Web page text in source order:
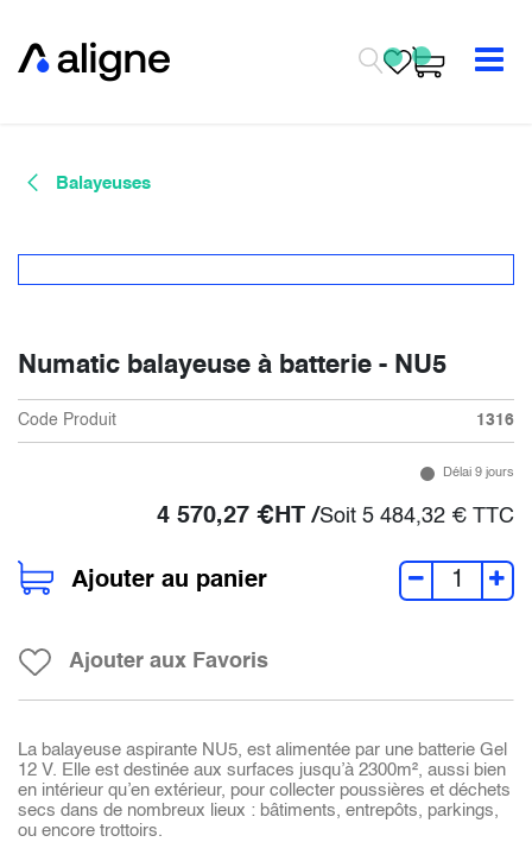
Balayeuses
Numatic balayeuse à batterie - NU5
Code Produit 1316
Délai 9 jours
4 570,27 €HT /Soit 5 484,32 € TTC
Ajouter au panier
Ajouter aux Favoris
La balayeuse aspirante NU5, est alimentée par une batterie Gel
12 V. Elle est destinée aux surfaces jusqu’à 2300m², aussi bien
en intérieur qu’en extérieur, pour collecter poussières et déchets
secs dans de nombreux lieux : bâtiments, entrepôts, parkings,
ou encore trottoirs.